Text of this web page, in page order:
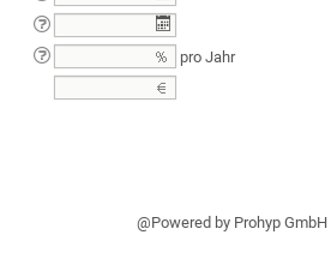
pro Jahr
@Powered by Prohyp GmbH